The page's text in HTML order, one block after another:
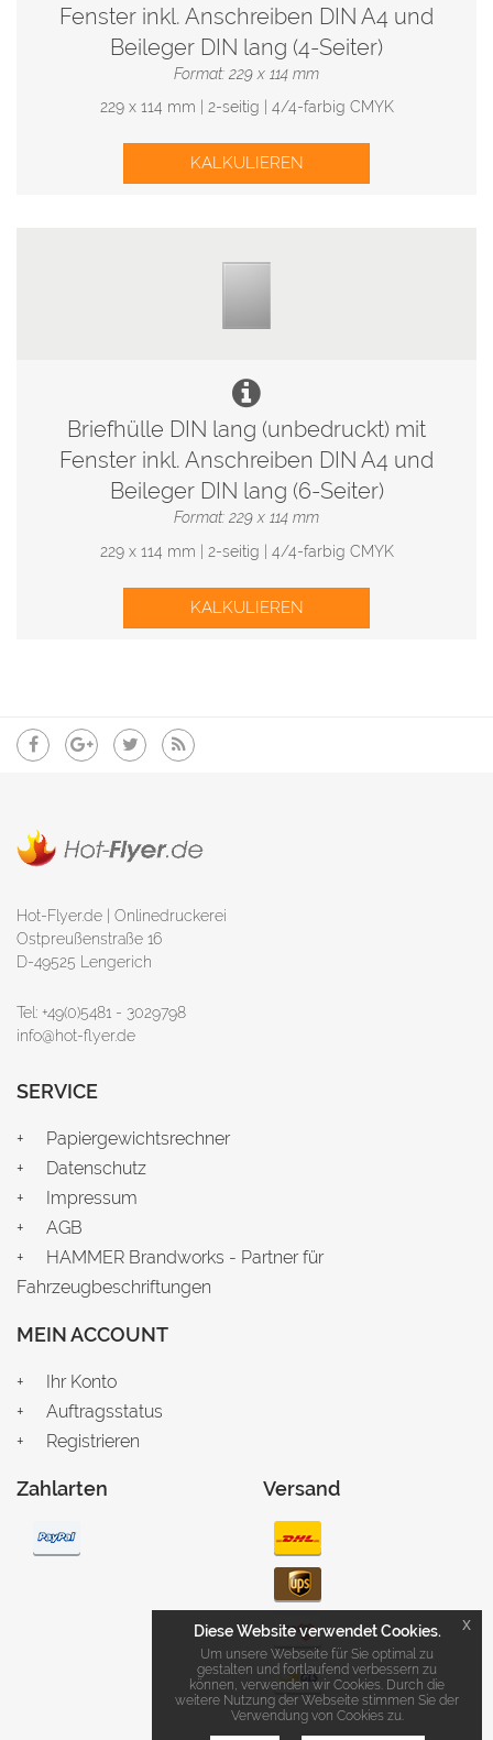
Fenster inkl. Anschreiben DIN A4 und
Beileger DIN lang (4-Seiter)
Format: 229 x 114 mm
229 x 114 mm | 2-seitig | 4/4-farbig CMYK
KALKULIEREN
Briefhülle DIN lang (unbedruckt) mit
Fenster inkl. Anschreiben DIN A4 und
Beileger DIN lang (6-Seiter)
Format: 229 x 114 mm
229 x 114 mm | 2-seitig | 4/4-farbig CMYK
KALKULIEREN
Hot-Flyer.de | Onlinedruckerei
Ostpreußenstraße 16
D-49525 Lengerich
Tel: +49(0)5481 - 3029798
info@hot-flyer.de
SERVICE
Papiergewichtsrechner
Datenschutz
Impressum
AGB
HAMMER Brandworks - Partner für
Fahrzeugbeschriftungen
MEIN ACCOUNT
Ihr Konto
Auftragsstatus
Registrieren
Zahlarten Versand
Diese Website verwendet Cookies.
Um unsere Webseite für Sie optimal zu
gestalten und fortlaufend verbessern zu
können, verwenden wir Cookies. Durch die
weitere Nutzung der Webseite stimmen Sie der
Verwendung von Cookies zu.
x